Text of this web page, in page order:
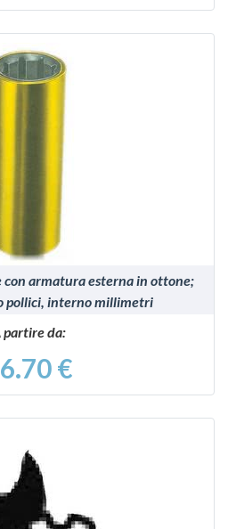
con armatura esterna in ottone;
pollici, interno millimetri
partire da:
€